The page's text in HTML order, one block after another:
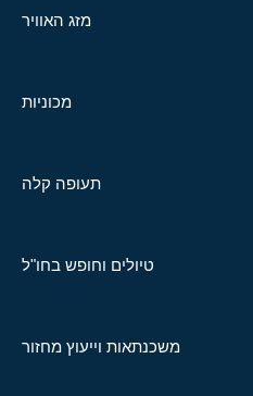
מזג האוויר
מכוניות
תעופה קלה
טיולים וחופש בחו"ל
משכנתאות וייעוץ מחזור